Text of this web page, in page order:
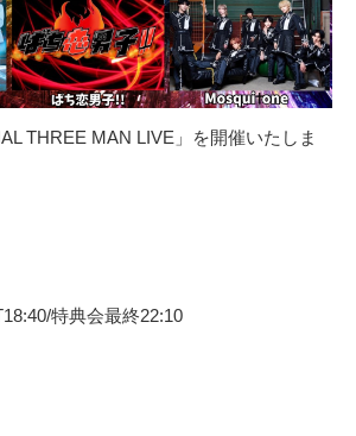
THREE MAN LIVE」を開催いたしま
特典会最終22:10